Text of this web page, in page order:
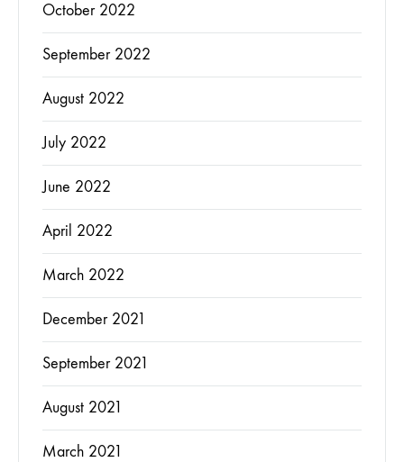
October 2022
September 2022
August 2022
July 2022
June 2022
April 2022
March 2022
December 2021
September 2021
August 2021
March 2021